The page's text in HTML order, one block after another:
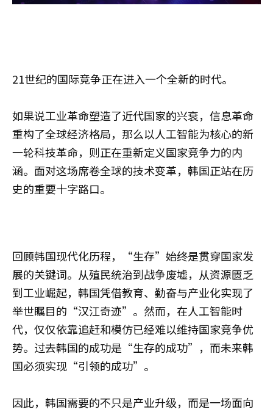
21世纪的国际竞争正在进入一个全新的时代。
如果说工业革命塑造了近代国家的兴衰，信息革命
重构了全球经济格局，那么以人工智能为核心的新
一轮科技革命，则正在重新定义国家竞争力的内
涵。面对这场席卷全球的技术变革，韩国正站在历
史的重要十字路口。
回顾韩国现代化历程，“生存”始终是贯穿国家发
展的关键词。从殖民统治到战争废墟，从资源匮乏
到工业崛起，韩国凭借教育、勤奋与产业化实现了
举世瞩目的“汉江奇迹”。然而，在人工智能时
代，仅仅依靠追赶和模仿已经难以维持国家竞争优
势。过去韩国的成功是“生存的成功”，而未来韩
国必须实现“引领的成功”。
因此，韩国需要的不只是产业升级，而是一场面向